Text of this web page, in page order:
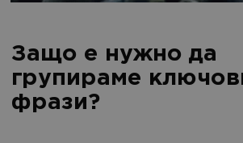
Защо е нужно да
групираме
фрази?